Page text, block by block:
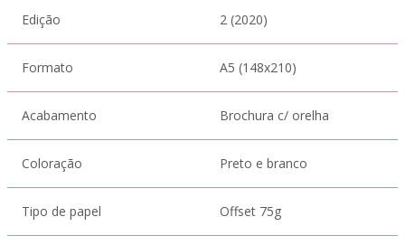
Edição 2 (2020)
Formato A5 (148x210)
Acabamento Brochura c/ orelha
Coloração Preto e branco
Tipo de papel Offset 75g